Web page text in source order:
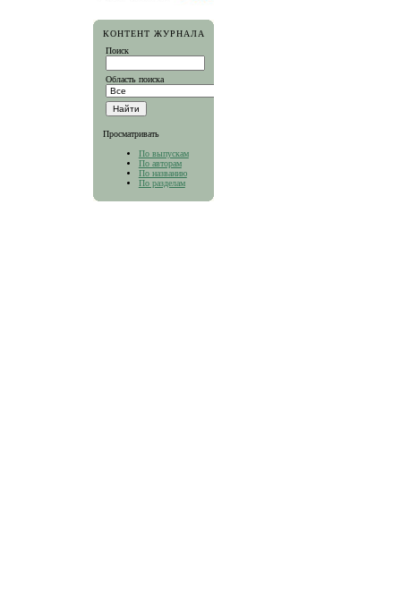
КОНТЕНТ ЖУРНАЛА
Поиск
Область поиска
Просматривать
По выпускам
По авторам
По названию
По разделам